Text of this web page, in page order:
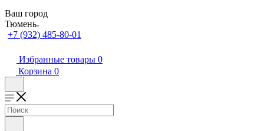
Ваш город
Тюмень
+7 (932) 485-80-01
Избранные товары 0
Корзина 0